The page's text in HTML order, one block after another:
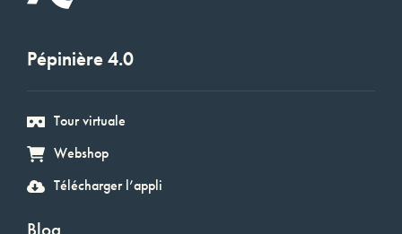
Pépinière 4.0
Tour virtuale
Webshop
Télécharger l’appli
Blog